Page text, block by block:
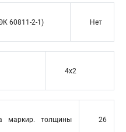
60811-2-1) Нет
4x2
маркир. толщины
26